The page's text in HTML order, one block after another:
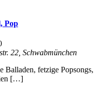
Pop
22, Schwabmünchen
Balladen, fetzige Popsongs,
[…]